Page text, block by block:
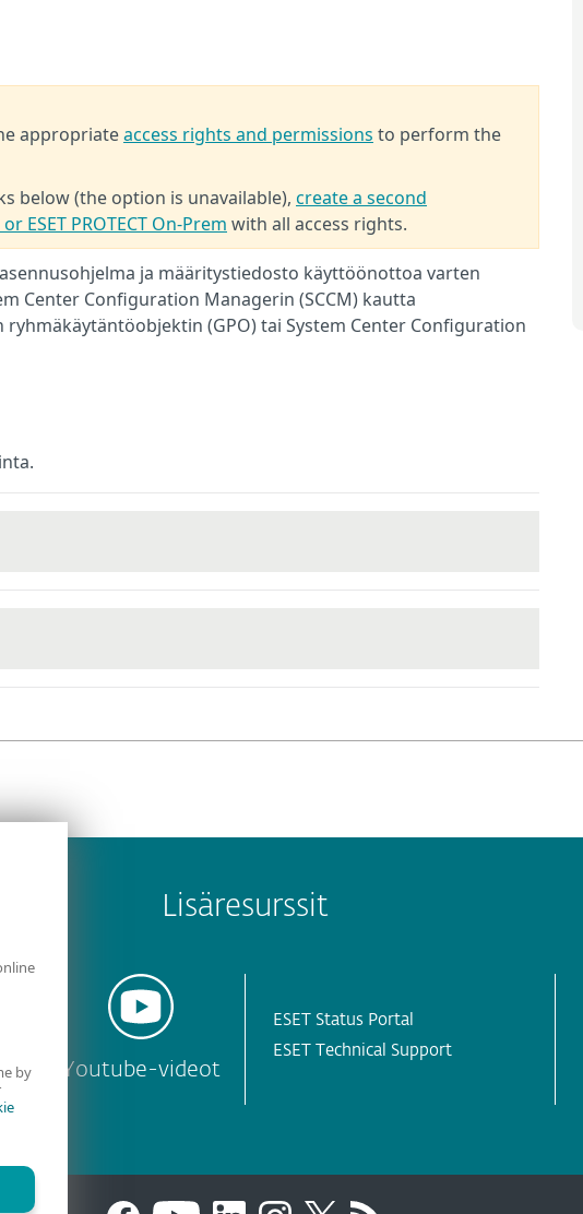
appropriateaccess rights and permissions to perform the
below (the option is unavailable), create a second
ESET PROTECT On-Prem with all access rights.
ja määritystiedosto käyttöönottoa varten
Center Configuration Managerin (SCCM) kautta
ryhmäkäytäntöobjektin (GPO) tai System Center Configuration
Lisäresurssit
Youtube-videot
ESET Status Portal
ESET Technical Support
by